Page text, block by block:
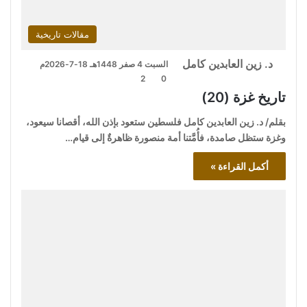
مقالات تاريخية
د. زين العابدين كامل
السبت 4 صفر 1448هـ 18-7-2026م
0
2
تاريخ غزة (20)
بقلم/ د. زين العابدين كامل فلسطين ستعود بإذن الله، أقصانا سيعود،
وغزة ستظل صامدة، فأُمَّتنا أمة منصورة ظاهرةٌ إلى قيام…
أكمل القراءة »